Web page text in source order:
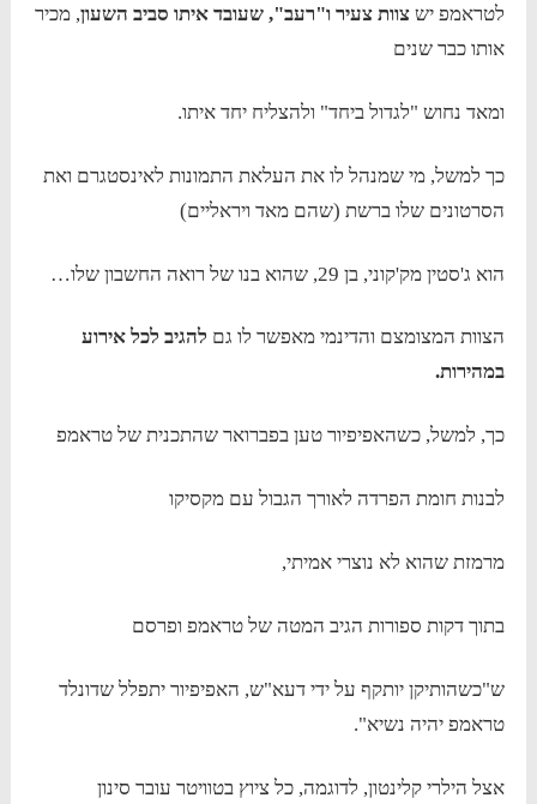
לטראמפ ישצוות צעיר ו"רעב", שעובד איתו סביב השעון, מכיר
אותו כבר שנים
ומאד נחוש "לגדול ביחד" ולהצליח יחד איתו.
כך למשל, מי שמנהל לו את העלאת התמונות לאינסטגרם ואת
הסרטונים שלו ברשת (שהם מאד ויראליים)
הוא ג'סטין מק'קוני, בן 29, שהוא בנו של רואה החשבון שלו…
הצוות המצומצם והדינמי מאפשר לו גם להגיב לכל אירוע
במהירות.
כך, למשל, כשהאפיפיור טען בפברואר שהתכנית של טראמפ
לבנות חומת הפרדה לאורך הגבול עם מקסיקו
מרמזת שהוא לא נוצרי אמיתי,
בתוך דקות ספורות הגיב המטה של טראמפ ופרסם
ש"כשהותיקן יותקף על ידי דעא"ש, האפיפיור יתפלל שדונלד
טראמפ יהיה נשיא".
אצל הילרי קלינטון, לדוגמה, כל ציוץ בטוויטר עובר סינון